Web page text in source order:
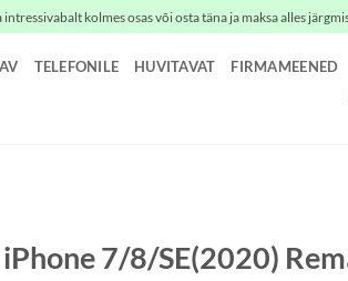
kolmes osas või osta täna ja maksa alles
TELEFONILE HUVITAVAT FIRMAMEENED
iPhone 7/8/SE(2020)